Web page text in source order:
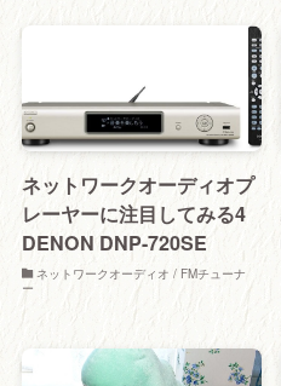
ネットワークオーディオプ
レーヤーに注目してみる4
DENON DNP-720SE
ネットワークオーディオ / FMチューナ
ー